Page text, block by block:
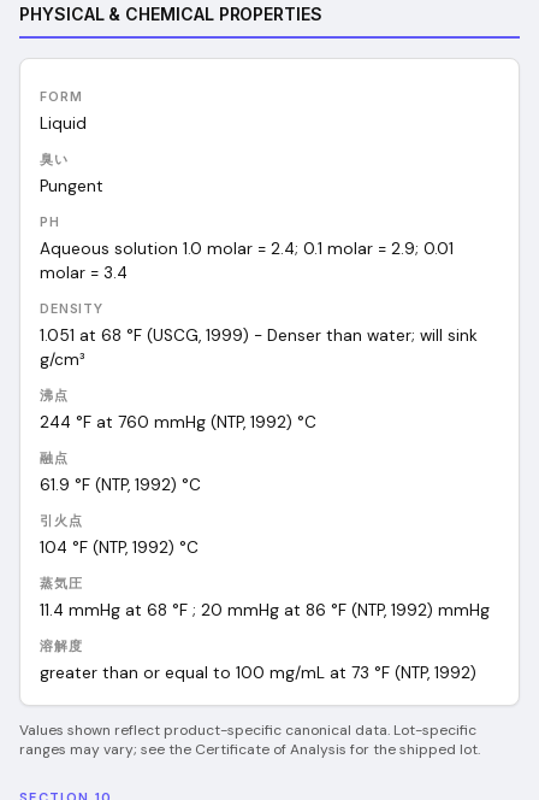
PHYSICAL & CHEMICAL PROPERTIES
FORM
Liquid
臭い
Pungent
PH
Aqueous solution 1.0 molar = 2.4; 0.1 molar = 2.9; 0.01
molar = 3.4
DENSITY
1.051 at 68 °F (USCG, 1999) - Denser than water; will sink
g/cm³
沸点
244 °F at 760 mmHg (NTP, 1992) °C
融点
61.9 °F (NTP, 1992) °C
引火点
104 °F (NTP, 1992) °C
蒸気圧
11.4 mmHg at 68 °F ; 20 mmHg at 86 °F (NTP, 1992) mmHg
溶解度
greater than or equal to 100 mg/mL at 73 °F (NTP, 1992)
Values shown reflect product-specific canonical data. Lot-specific
ranges may vary; see the Certificate of Analysis for the shipped lot.